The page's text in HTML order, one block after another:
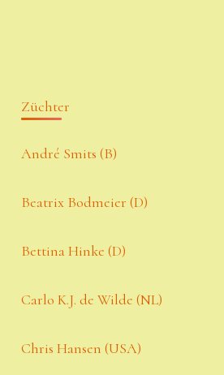
Züchter
André Smits (B)
Beatrix Bodmeier (D)
Bettina Hinke (D)
Carlo K.J. de Wilde (NL)
Chris Hansen (USA)